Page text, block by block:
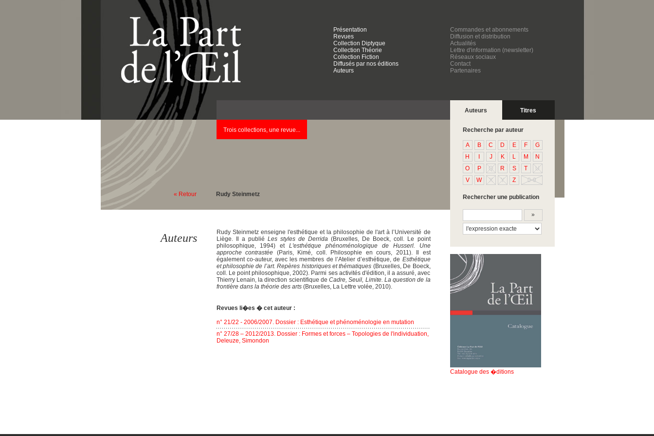
Présentation
Revues
Collection Diptyque
Collection Théorie
Collection Fiction
Diffusés par nos éditions
Auteurs
Commandes et abonnements
Diffusion et distribution
Actualités
Lettre d'information (newsletter)
Réseaux sociaux
Contact
Partenaires
Auteurs Titres
Trois collections, une revue...
« Retour Rudy Steinmetz
Auteurs
Rudy Steinmetz enseigne l'esthétique et la philosophie de l'art à l’Université de
Liège. Il a publié Les styles de Derrida (Bruxelles, De Boeck, coll. Le point
philosophique, 1994) etL'esthétique phénoménologique de Husserl. Une
approche contrastée (Paris, Kimé, coll. Philosophie en cours, 2011). Il est
également co-auteur, avec les membres de l’Atelier d’esthétique, de Esthétique
et philosophie de l’art. Repères historiques et thématiques (Bruxelles, De Boeck,
coll. Le point philosophique, 2002). Parmi ses activités d'édition, il a assuré, avec
Thierry Lenain, la direction scientifique de Cadre, Seuil, Limite. La question de la
frontière dans la théorie des arts(Bruxelles, La Lettre volée, 2010).
Revues li�es � cet auteur :
n° 21/22 - 2006/2007. Dossier : Esthétique et phénoménologie en mutation
n° 27/28 – 2012/2013. Dossier : Formes et forces – Topologies de l'individuation,
Deleuze, Simondon
Recherche par auteur
A B C D E F
G
H
J K L M
N
O
P Q R S T
U
V
W X Y Z 0-9
Rechercher une publication
Catalogue des �ditions